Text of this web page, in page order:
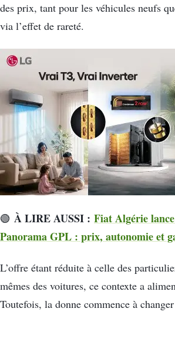
des prix, tant pour les véhicules neufs
via l’effet de rareté.
🟢 À LIRE AUSSI : Fiat Algérie
Panorama GPL : prix, autonomie et
L’offre étant réduite à celle des
mêmes des voitures, ce contexte a
Toutefois, la donne commence à